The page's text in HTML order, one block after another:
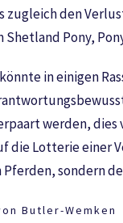
den
Shetland Pony,
in einigen
werden,
die Lotterie
sondern
Butler-Wemken